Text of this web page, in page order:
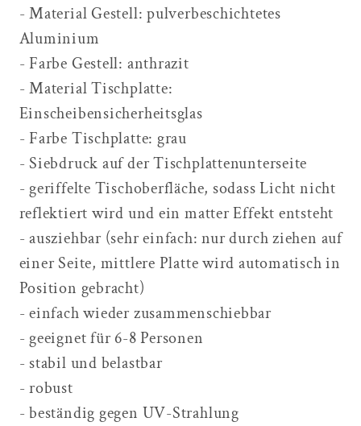
- Material Gestell: pulverbeschichtetes
Aluminium
- Farbe Gestell: anthrazit
- Material Tischplatte:
Einscheibensicherheitsglas
- Farbe Tischplatte: grau
- Siebdruck auf der Tischplattenunterseite
- geriffelte Tischoberfläche, sodass Licht nicht
reflektiert wird und ein matter Effekt entsteht
- ausziehbar (sehr einfach: nur durch ziehen auf
einer Seite, mittlere Platte wird automatisch in
Position gebracht)
- einfach wieder zusammenschiebbar
- geeignet für 6-8 Personen
- stabil und belastbar
- robust
- beständig gegen UV-Strahlung